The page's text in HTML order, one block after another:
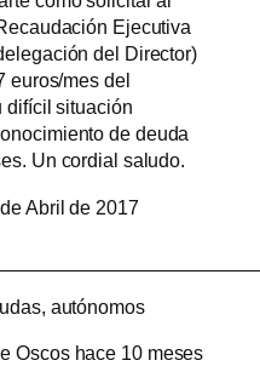
Ejecutiva
del Director)
euros/mes del
difícil situación
de deuda
Un cordial saludo.
Abril de 2017
autónomos
Oscos hace 10 meses